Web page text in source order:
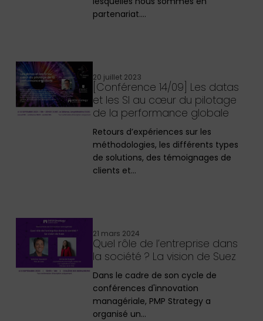
partenariat.…
20 juillet 2023
[Conférence 14/09] Les datas
et les SI au cœur du pilotage
de la performance globale
Retours d’expériences sur les
méthodologies, les différents types
de solutions, des témoignages de
clients et…
21 mars 2024
Quel rôle de l’entreprise dans
la société ? La vision de Suez
Dans le cadre de son cycle de
conférences d'innovation
managériale, PMP Strategy a
organisé un…